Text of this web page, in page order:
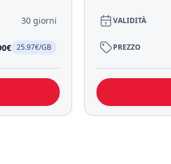
30 giorni
25.97€/GB
VALIDITÀ
PREZZO